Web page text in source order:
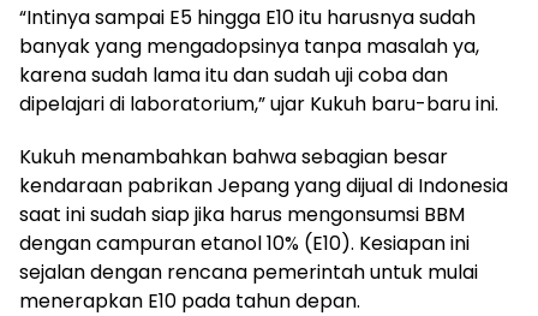
“Intinya sampai E5 hingga E10 itu harusnya sudah
banyak yang mengadopsinya tanpa masalah ya,
karena sudah lama itu dan sudah uji coba dan
dipelajari di laboratorium,” ujar Kukuh baru-baru ini.
Kukuh menambahkan bahwa sebagian besar
kendaraan pabrikan Jepang yang dijual di Indonesia
saat ini sudah siap jika harus mengonsumsi BBM
dengan campuran etanol 10% (E10). Kesiapan ini
sejalan dengan rencana pemerintah untuk mulai
menerapkan E10 pada tahun depan.